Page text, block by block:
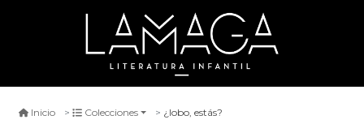
Inicio Colecciones ¿lobo, estás?